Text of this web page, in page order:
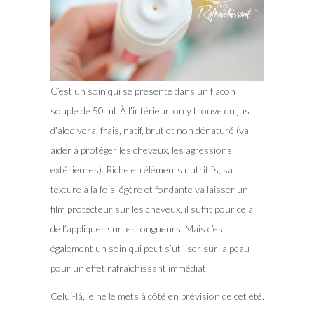
C’est un soin qui se présente dans un flacon
souple de 50 ml. À l’intérieur, on y trouve du jus
d’aloe vera, frais, natif, brut et non dénaturé (va
aider à protéger les cheveux, les agressions
extérieures). Riche en éléments nutritifs, sa
texture à la fois légère et fondante va laisser un
film protecteur sur les cheveux, il suffit pour cela
de l’appliquer sur les longueurs. Mais c’est
également un soin qui peut s’utiliser sur la peau
pour un effet rafraîchissant immédiat.
Celui-là, je ne le mets à côté en prévision de cet été.